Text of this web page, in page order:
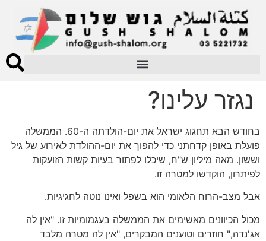
נגזר עלינו?
בחודש הבא תחגוג ישראל את יום-הולדתה ה-60. הממשלה
פועלת באופן קדחתני כדי להפוך את יום-ההולדת לאירוע של גיל
וששון. מאה מיליון ש"ח, שיכלו לפתור בעיות קשות הזועקות
לפיתרון, הוקדשו למטרה זו.
אבל מצב-הרוח הלאומי הוא בשפל ואינו נוטה לחגיגיות.
מכול הכיוונים מאשימים את הממשלה בעגמומיות זו. "אין לה
אג'נדה," חוזרים וטוענים המבקרים, "אין לה מטרה מלבד